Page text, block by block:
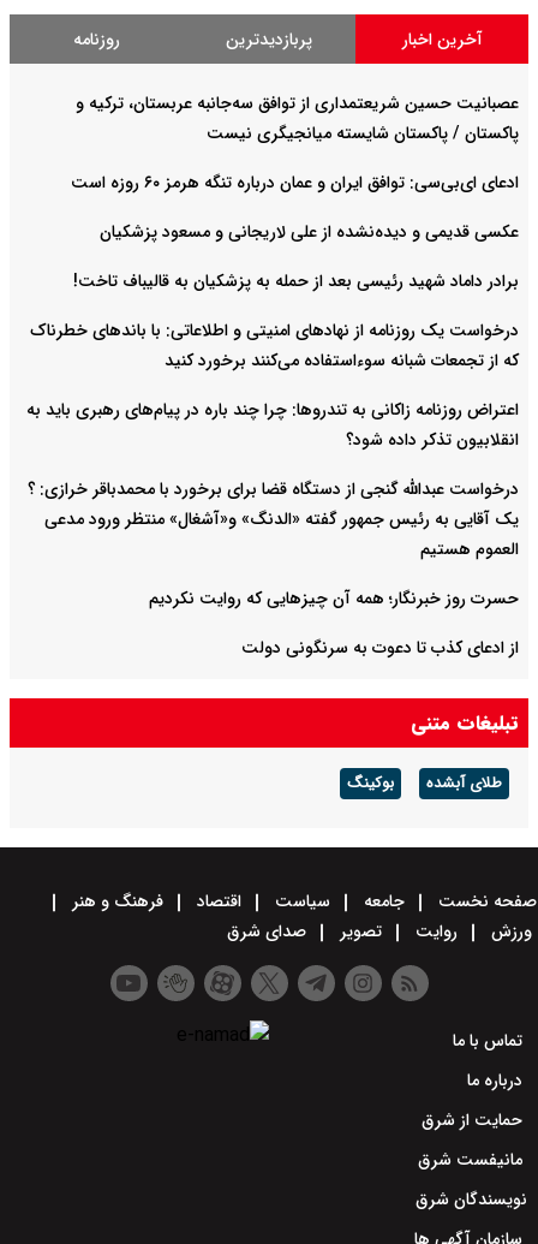
آخرین اخبار پربازدیدترین روزنامه
عصبانیت حسین شریعتمداری از توافق سه‌جانبه عربستان، ترکیه و
پاکستان / پاکستان شایسته میانجیگری نیست
ادعای ای‌بی‌سی: توافق ایران و عمان درباره تنگه هرمز ۶۰ روزه است
عکسی قدیمی و دیده‌نشده از علی لاریجانی و مسعود پزشکیان
برادر داماد شهید رئیسی بعد از حمله به پزشکیان به قالیباف تاخت!
درخواست یک روزنامه از نهادهای امنیتی و اطلاعاتی: با باند‌های خطرناک
که از تجمعات شبانه سوءاستفاده می‌کنند برخورد کنید
اعتراض روزنامه زاکانی به تندروها‌: چرا چند باره در پیام‌های رهبری باید به
انقلابیون تذکر داده شود؟
درخواست عبدالله گنجی از دستگاه قضا برای برخورد با محمدباقر خرازی: ؟
یک آقایی به رئیس جمهور گفته «الدنگ» و«آشغال» منتظر ورود مدعی
العموم هستیم
حسرت روز خبرنگار؛ همه آن چیزهایی که روایت نکردیم
از ادعای کذب تا دعوت به سرنگونی دولت
واشینگتن در انتظار زلزله
تبلیغات متنی
طلای آبشده بوکینگ
صفحه نخست جامعه سیاست اقتصاد
فرهنگ و هنر
ورزش
روایت تصویر صدای شرق
تماس با ما
درباره ما
حمایت از شرق
مانیفست شرق
نویسندگان شرق